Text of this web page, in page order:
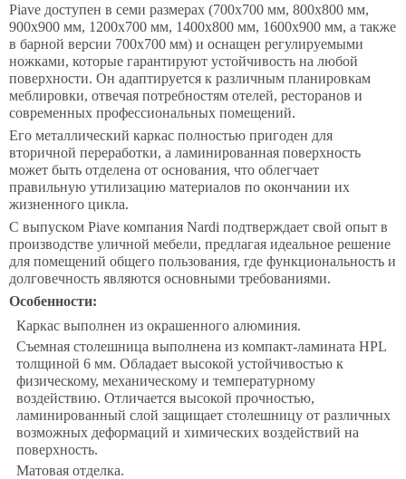
Piave доступен в семи размерах (700х700 мм, 800х800 мм,
900х900 мм, 1200х700 мм, 1400х800 мм, 1600х900 мм, а также
в барной версии 700х700 мм) и оснащен регулируемыми
ножками, которые гарантируют устойчивость на любой
поверхности. Он адаптируется к различным планировкам
меблировки, отвечая потребностям отелей, ресторанов и
современных профессиональных помещений.
Его металлический каркас полностью пригоден для
вторичной переработки, а ламинированная поверхность
может быть отделена от основания, что облегчает
правильную утилизацию материалов по окончании их
жизненного цикла.
С выпуском Piave компания Nardi подтверждает свой опыт в
производстве уличной мебели, предлагая идеальное решение
для помещений общего пользования, где функциональность и
долговечность являются основными требованиями.
Особенности:
Каркас выполнен из окрашенного алюминия.
Съемная столешница выполнена из компакт-ламината HPL
толщиной 6 мм. Обладает высокой устойчивостью к
физическому, механическому и температурному
воздействию. Отличается высокой прочностью,
ламинированный слой защищает столешницу от различных
возможных деформаций и химических воздействий на
поверхность.
Матовая отделка.